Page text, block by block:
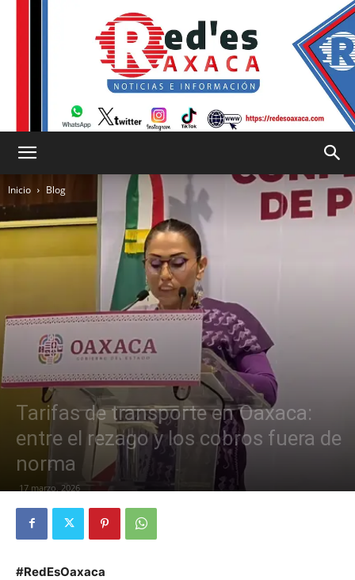
es
Oaxaca
Inicio Blog
Tarifas de transporte en Oaxaca:
entre el rezago y los cobros fuera de
norma
17 marzo, 2026
#RedEsOaxaca